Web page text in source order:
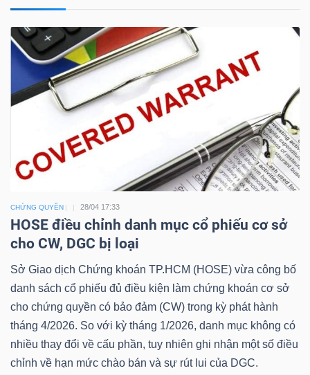
CHỨNG QUYỀN 28/04 17:33
HOSE điều chỉnh danh mục cổ phiếu cơ sở
cho CW, DGC bị loại
Sở Giao dịch Chứng khoán TP.HCM (HOSE) vừa công bố
danh sách cổ phiếu đủ điều kiện làm chứng khoán cơ sở
cho chứng quyền có bảo đảm (CW) trong kỳ phát hành
tháng 4/2026. So với kỳ tháng 1/2026, danh mục không có
nhiều thay đổi về cấu phần, tuy nhiên ghi nhận một số điều
chỉnh về hạn mức chào bán và sự rút lui của DGC.
Công
cụ
Truyền
thông
tài
chính